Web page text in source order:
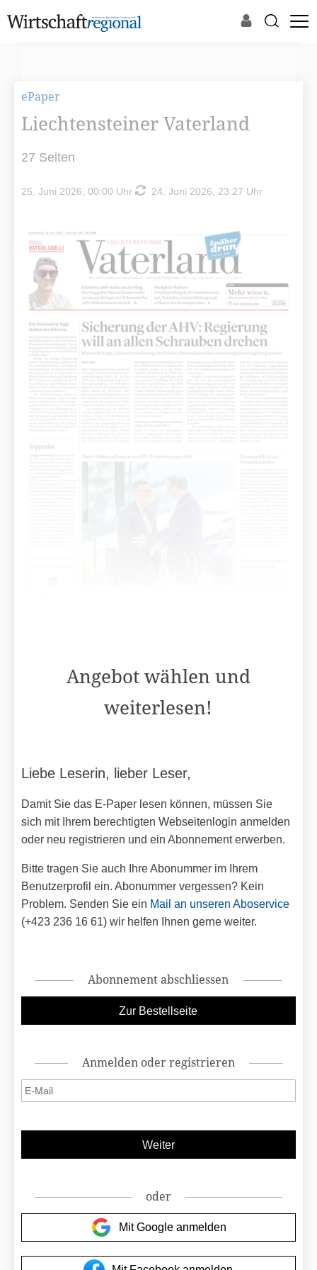
ePaper
Liechtensteiner Vaterland
27 Seiten
25. Juni 2026, 00:00 Uhr 24. Juni 2026, 23:27 Uhr
Angebot wählen und
weiterlesen!
Liebe Leserin, lieber Leser,
Damit Sie das E-Paper lesen können, müssen Sie
sich mit Ihrem berechtigten Webseitenlogin anmelden
oder neu registrieren und ein Abonnement erwerben.
Bitte tragen Sie auch Ihre Abonummer im Ihrem
Benutzerprofil ein. Abonummer vergessen? Kein
Problem. Senden Sie ein Mail an unseren Aboservice
(+423 236 16 61) wir helfen Ihnen gerne weiter.
Abonnement abschliessen
Anmelden oder registrieren
oder
Mit Google anmelden